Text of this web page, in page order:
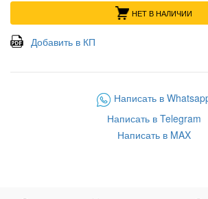
НЕТ В НАЛИЧИИ
Добавить в КП
Написать в
Написать в Telegram
Написать в MAX